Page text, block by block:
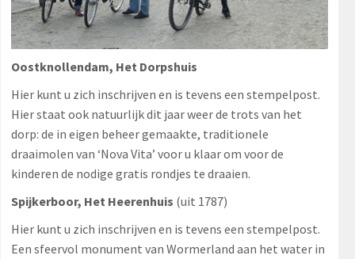
Oostknollendam, Het Dorpshuis
Hier kunt u zich inschrijven en is tevens een stempelpost.
Hier staat ook natuurlijk dit jaar weer de trots van het
dorp: de in eigen beheer gemaakte, traditionele
draaimolen van ‘Nova Vita’ voor u klaar om voor de
kinderen de nodige gratis rondjes te draaien.
Spijkerboor, Het Heerenhuis (uit 1787)
Hier kunt u zich inschrijven en is tevens een stempelpost.
Een sfeervol monument van Wormerland aan het water in